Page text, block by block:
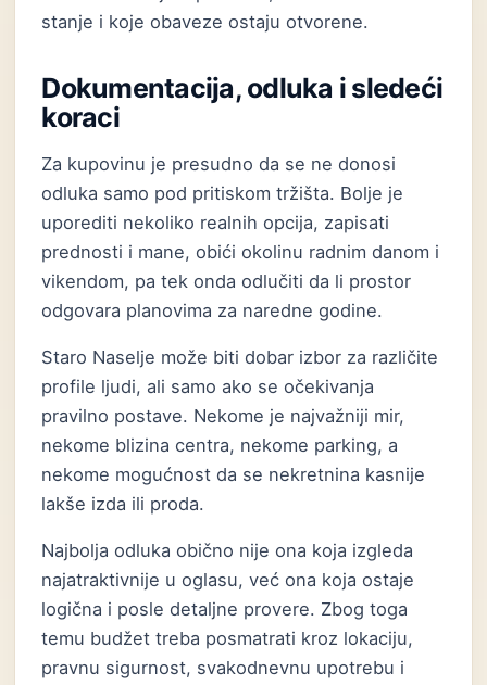
stanje i koje obaveze ostaju otvorene.
Dokumentacija, odluka i sledeći
koraci
Za kupovinu je presudno da se ne donosi
odluka samo pod pritiskom tržišta. Bolje je
uporediti nekoliko realnih opcija, zapisati
prednosti i mane, obići okolinu radnim danom i
vikendom, pa tek onda odlučiti da li prostor
odgovara planovima za naredne godine.
Staro Naselje može biti dobar izbor za različite
profile ljudi, ali samo ako se očekivanja
pravilno postave. Nekome je najvažniji mir,
nekome blizina centra, nekome parking, a
nekome mogućnost da se nekretnina kasnije
lakše izda ili proda.
Najbolja odluka obično nije ona koja izgleda
najatraktivnije u oglasu, već ona koja ostaje
logična i posle detaljne provere. Zbog toga
temu budžet treba posmatrati kroz lokaciju,
pravnu sigurnost, svakodnevnu upotrebu i